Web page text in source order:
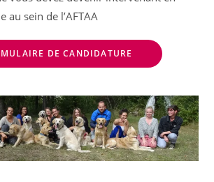
au sein de l’AFTAA
DE CANDIDATURE